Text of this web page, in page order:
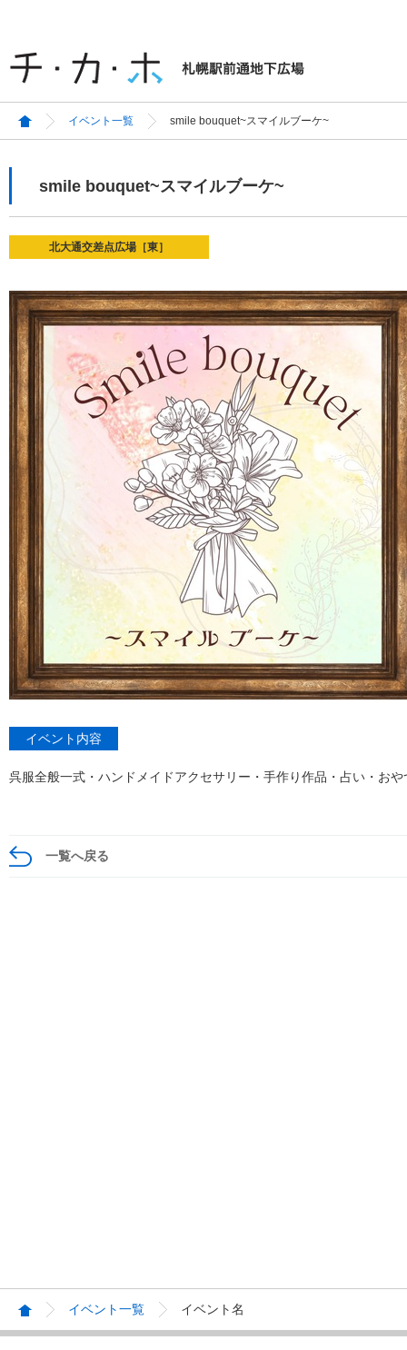
イベント一覧 smile bouquet~スマイルブーケ~
smile bouquet~スマイルブーケ~
北大通交差点広場［東］
イベント内容
呉服全般一式・ハンドメイドアクセサリー・手作り作品・占い・お
一覧へ戻る
イベント一覧 イベント名